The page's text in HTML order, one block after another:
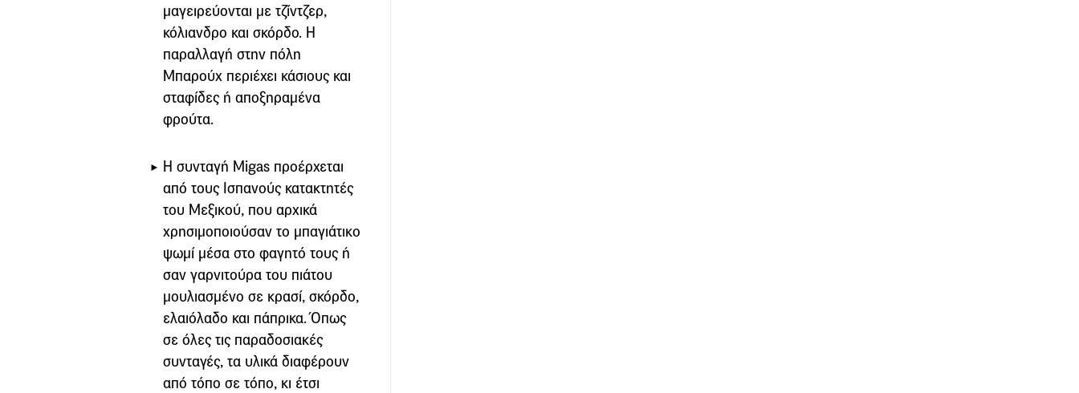
μαγειρεύονται με τζίντζερ,
κόλιανδρο και σκόρδο. Η
παραλλαγή στην πόλη
Μπαρούχ περιέχει κάσιους και
σταφίδες ή αποξηραμένα
φρούτα.
Η συνταγή Migas προέρχεται
από τους Ισπανούς κατακτητές
του Μεξικού, που αρχικά
χρησιμοποιούσαν το μπαγιάτικο
ψωμί μέσα στο φαγητό τους ή
σαν γαρνιτούρα του πιάτου
μουλιασμένο σε κρασί, σκόρδο,
ελαιόλαδο και πάπρικα. Όπως
σε όλες τις παραδοσιακές
συνταγές, τα υλικά διαφέρουν
από τόπο σε τόπο, κι έτσι